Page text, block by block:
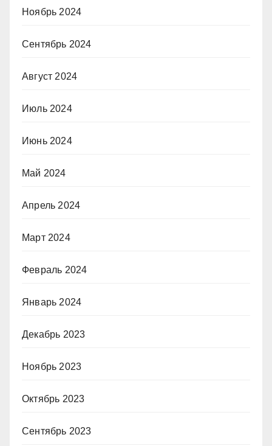
Ноябрь 2024
Сентябрь 2024
Август 2024
Июль 2024
Июнь 2024
Май 2024
Апрель 2024
Март 2024
Февраль 2024
Январь 2024
Декабрь 2023
Ноябрь 2023
Октябрь 2023
Сентябрь 2023